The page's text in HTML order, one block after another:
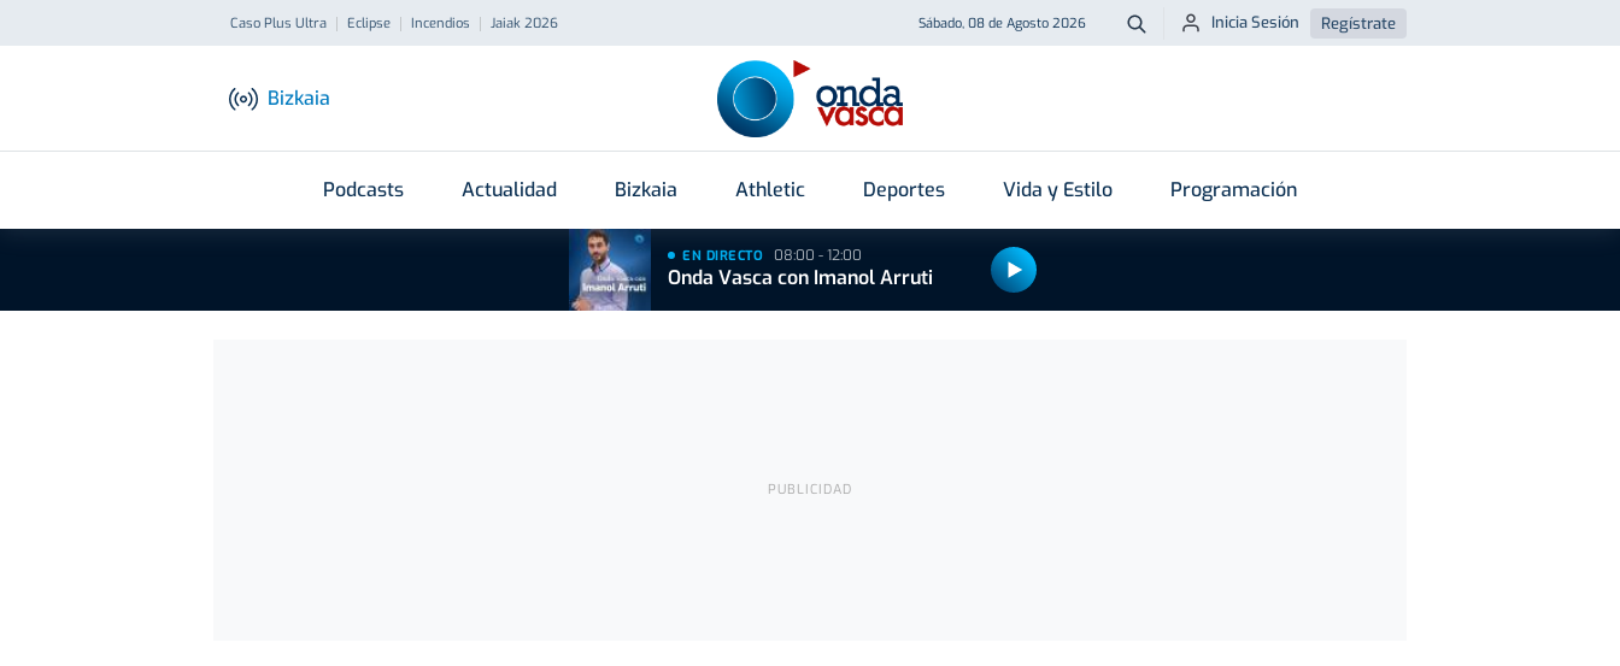
Caso Plus Ultra Eclipse Incendios Jaiak 2026 Sábado, 08 de Agosto 2026 Buscar
Inicia Sesión Regístrate
Bizkaia
Podcasts Actualidad Bizkaia Athletic Deportes Vida y Estilo Programación
EN DIRECTO 08:00 - 12:00
Onda Vasca con Imanol Arruti